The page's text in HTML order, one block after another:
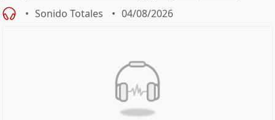
Sonido Totales 04/08/2026